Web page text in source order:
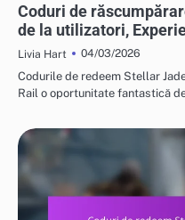
Coduri de
de la utilizatori,
Livia Hart
04/03/2026
Codurile de redeem Stellar
Rail o oportunitate fantastică